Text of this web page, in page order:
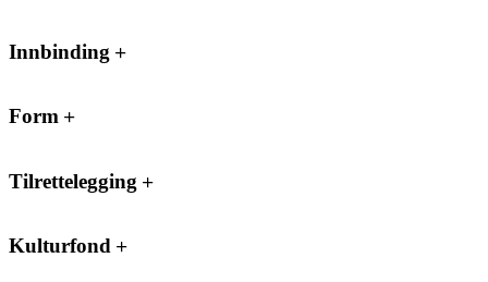
Innbinding
Form
Tilrettelegging
Kulturfond